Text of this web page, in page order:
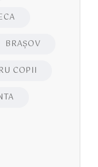
BRAŞOV
COPII